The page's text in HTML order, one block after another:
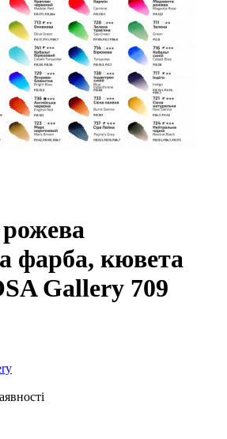
фарба, кювета
Gallery 709